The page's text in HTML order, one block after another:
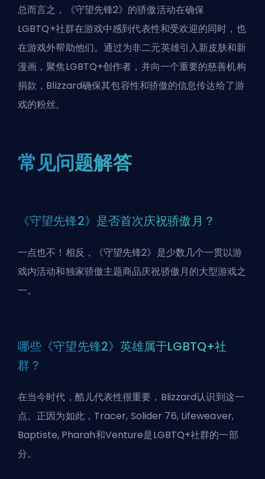
总而言之，《守望先锋2》的骄傲活动在确保
LGBTQ+社群在游戏中感到代表性和受欢迎的同时，也
在游戏外帮助他们。通过为非二元英雄引入新皮肤和新
漫画，聚焦LGBTQ+创作者，并向一个重要的慈善机构
捐款，Blizzard确保其包容性和骄傲的信息传达给了游
戏的粉丝。
常见问题解答
《守望先锋2》是否首次庆祝骄傲月？
一点也不！相反，《守望先锋2》是少数几个一贯以游
戏内活动和独家骄傲主题商品庆祝骄傲月的大型游戏之
一。
哪些《守望先锋2》英雄属于LGBTQ+社
群？
在当今时代，酷儿代表性很重要，Blizzard认识到这一
点。正因为如此，Tracer, Solider 76, Lifeweaver,
Baptiste, Pharah和Venture是LGBTQ+社群的一部
分。